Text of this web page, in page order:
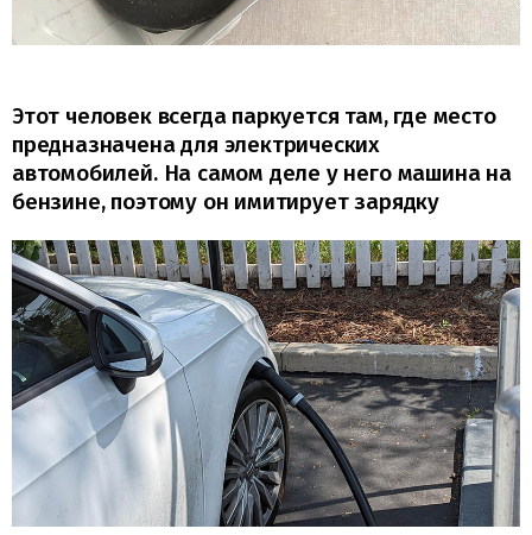
Этот человек всегда паркуется там, где место
предназначена для электрических
автомобилей. На самом деле у него машина на
бензине, поэтому он имитирует зарядку